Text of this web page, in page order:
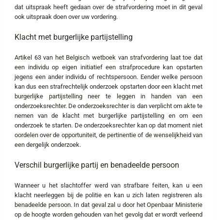
dat uitspraak heeft gedaan over de strafvordering moet in dit geval
ook uitspraak doen over uw vordering.
Klacht met burgerlijke partijstelling
Artikel 63 van het Belgisch wetboek van strafvordering laat toe dat
een individu op eigen initiatief een strafprocedure kan opstarten
jegens een ander individu of rechtspersoon. Eender welke persoon
kan dus een strafrechtelijk onderzoek opstarten door een klacht met
burgerlijke partijstelling neer te leggen in handen van een
onderzoeksrechter. De onderzoeksrechter is dan verplicht om akte te
nemen van de klacht met burgerlijke partijstelling en om een
onderzoek te starten. De onderzoeksrechter kan op dat moment niet
oordelen over de opportuniteit, de pertinentie of de wenselijkheid van
een dergelijk onderzoek.
Verschil burgerlijke partij en benadeelde persoon
Wanneer u het slachtoffer werd van strafbare feiten, kan u een
klacht neerleggen bij de politie en kan u zich laten registreren als
benadeelde persoon. In dat geval zal u door het Openbaar Ministerie
op de hoogte worden gehouden van het gevolg dat er wordt verleend